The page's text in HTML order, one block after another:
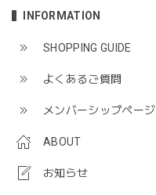
INFORMATION
SHOPPING GUIDE
よくあるご質問
メンバーシップページ
ABOUT
お知らせ